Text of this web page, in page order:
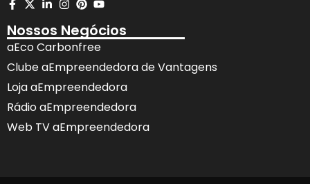
Nossos Negócios
aEco Carbonfree
Clube aEmpreendedora de Vantagens
Loja aEmpreendedora
Rádio aEmpreendedora
Web TV aEmpreendedora